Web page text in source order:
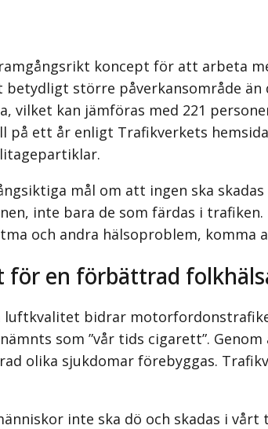
koncept för att arbeta
större påverkansområde än
vilket kan jämföras med 221
på ett år enligt Trafikverkets hemsida
mål om att ingen ska
inte bara de som färdas i
och andra hälsoproblem,
för en förbättrad
luftkvalitet bidrar
som ”vår tids cigarett”.
olika sjukdomar förebyggas.
inte ska dö och skadas i